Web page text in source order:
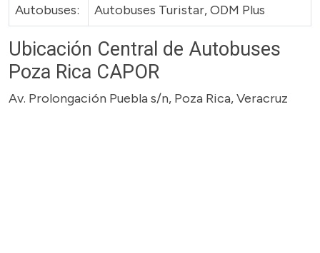
Autobuses:
Autobuses Turistar, ODM Plus
Ubicación Central de Autobuses
Poza Rica CAPOR
Av. Prolongación Puebla s/n, Poza Rica, Veracruz